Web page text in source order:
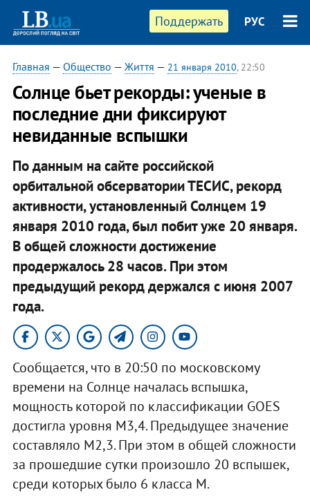
Поддержать РУС
Главная — Общество — Життя — 21 января 2010, 22:50
Солнце бьет рекорды: ученые в
последние дни фиксируют
невиданные вспышки
По данным на сайте российской
орбитальной обсерватории ТЕСИС, рекорд
активности, установленный Солнцем 19
января 2010 года, был побит уже 20 января.
В общей сложности достижение
продержалось 28 часов. При этом
предыдущий рекорд держался с июня 2007
года.
Сообщается, что в 20:50 по московскому
времени на Солнце началась вспышка,
мощность которой по классификации GOES
достигла уровня M3,4. Предыдущее значение
составляло M2,3. При этом в общей сложности
за прошедшие сутки произошло 20 вспышек,
среди которых было 6 класса М.